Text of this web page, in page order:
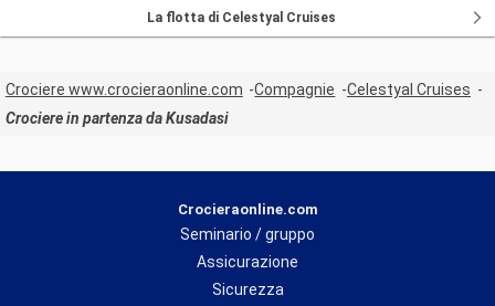
La flotta di Celestyal Cruises
Crociere www.crocieraonline.com Compagnie
Celestyal Cruises
Crociere in partenza da Kusadasi
Crocieraonline.com
Seminario / gruppo
Assicurazione
Sicurezza